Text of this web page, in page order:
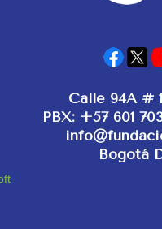
Calle 94A #
PBX: +57 601
Bogotá